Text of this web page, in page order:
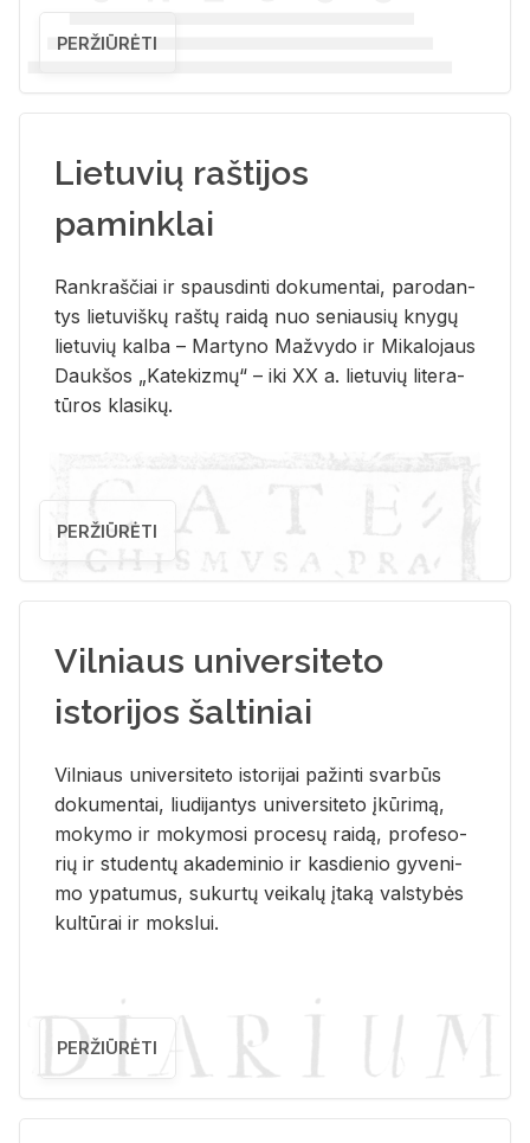
PERŽIŪRĖTI
Lietuvių raštijos
paminklai
Rank­raš­čiai ir spaus­din­ti do­ku­men­tai, pa­ro­dan­
tys lie­tu­viš­kų raš­tų rai­dą nuo se­niau­sių kny­gų
lie­tu­vių kal­ba – Mar­ty­no Ma­žvy­do ir Mi­ka­lo­jaus
Dauk­šos „Ka­te­kiz­mų“ – iki XX a. lie­tu­vių li­te­ra­
tū­ros kla­si­kų.
PERŽIŪRĖTI
Vilniaus universiteto
istorijos šaltiniai
Vil­niaus uni­ver­si­te­to is­to­ri­jai pa­žin­ti svar­būs
do­ku­men­tai, liu­di­jan­tys uni­ver­si­te­to įkū­ri­mą,
mo­ky­mo ir mo­ky­mo­si pro­ce­sų rai­dą, pro­fe­so­
rių ir stu­den­tų aka­de­mi­nio ir kas­die­nio gy­ve­ni­
mo ypa­tu­mus, su­kur­tų vei­ka­lų įta­ką vals­ty­bės
kul­tū­rai ir moks­lui.
PERŽIŪRĖTI